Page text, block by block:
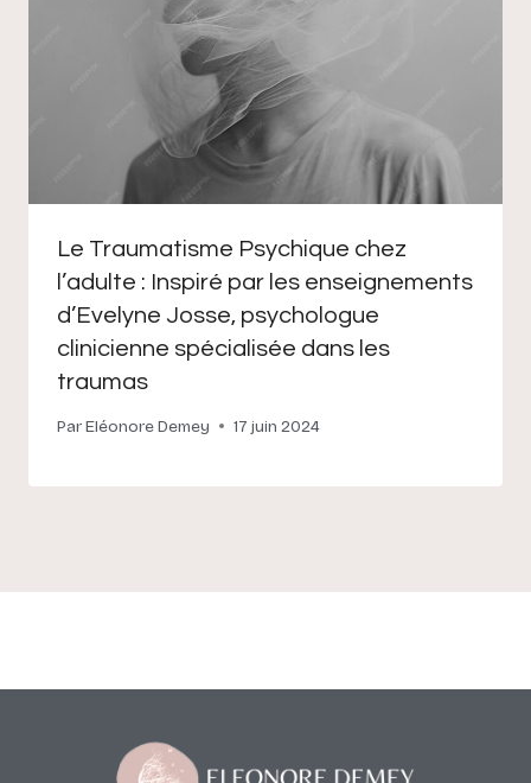
Le Traumatisme Psychique chez
l’adulte : Inspiré par les enseignements
d’Evelyne Josse, psychologue
clinicienne spécialisée dans les
traumas
ParEléonore Demey 17 juin 2024